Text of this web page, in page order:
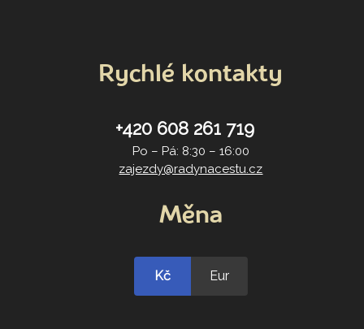
Rychlé kontakty
+420 608 261 719
Po – Pá: 8:30 – 16:00
zajezdy@radynacestu.cz
Měna
Kč Eur